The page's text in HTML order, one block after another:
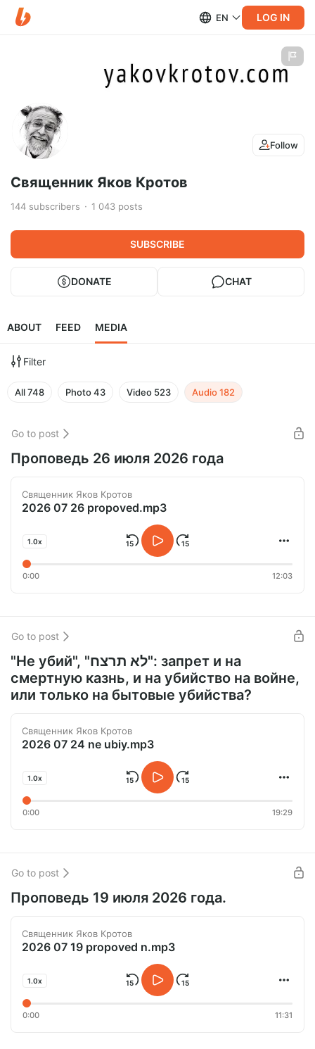
EN LOG IN
Follow
Священник Яков Кротов
144 subscribers 1 043 posts
SUBSCRIBE
DONATE CHAT
ABOUT FEED MEDIA
Filter
All748 Photo43 Video 523 Audio182
Go to post
Проповедь 26 июля 2026 года
Священник Яков Кротов
2026 07 26 propoved.mp3
1.0x
0:00 12:03
Go to post
"Не убий", "לא תרצח": запрет и на
смертную казнь, и на убийство на войне,
или только на бытовые убийства?
Священник Яков Кротов
2026 07 24 ne ubiy.mp3
1.0x
0:00 19:29
Go to post
Проповедь 19 июля 2026 года.
Священник Яков Кротов
2026 07 19 propoved n.mp3
1.0x
0:00 11:31